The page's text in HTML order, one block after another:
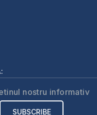
nostru informativ